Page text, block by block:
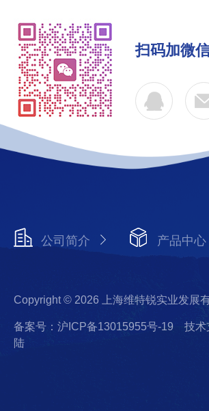
扫码加微
公司简介 产品中心
Copyright © 2026 上海维特锐实业发展
备案号：沪ICP备13015955号-19 技术
陆